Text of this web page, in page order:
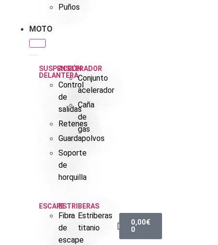
Puños
MOTO
SUSPENSIÓN
DELANTERA
Control
de
salidas
Retenes
Guardapolvos
Soporte
de
horquilla
ACELERADOR
Conjunto
acelerador
Caña
de
gas
ESCAPE
Fibra
de
escape
ESTRIBERAS
Estriberas
titanio
0,00€
0